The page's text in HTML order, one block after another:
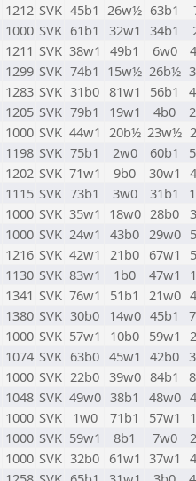
1212 SVK 45b1 26w½ 63b1
1000 SVK 61b1 32w1 34b1
1211 SVK 38w1 49b1 6w0
1299 SVK 74b1 15w½ 26b½
1283 SVK 31b0 81w1 56b1
1205 SVK 79b1 19w1 4b0
1000 SVK 44w1 20b½ 23w½
1198 SVK 75b1 2w0 60b1
1202 SVK 71w1 9b0 30w1
1115 SVK 73b1 3w0 31b1
1000 SVK 35w1 18w0 28b0
1000 SVK 24w1 43b0 29w0
1216 SVK 42w1 21b0 67w1
1130 SVK 83w1 1b0 47w1
1341 SVK 76w1 51b1 21w0
1380 SVK 30b0 14w0 45b1
1000 SVK 57w1 10b0 59w1
1074 SVK 63b0 45w1 42b0
1000 SVK 22b0 39w0 84b1
1048 SVK 49w0 38b1 48w0
1000 SVK 1w0 71b1 57w1
1000 SVK 59w1 8b1 7w0
1000 SVK 32b0 61w1 37w1